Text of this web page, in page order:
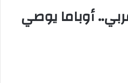
أوباما يوصي